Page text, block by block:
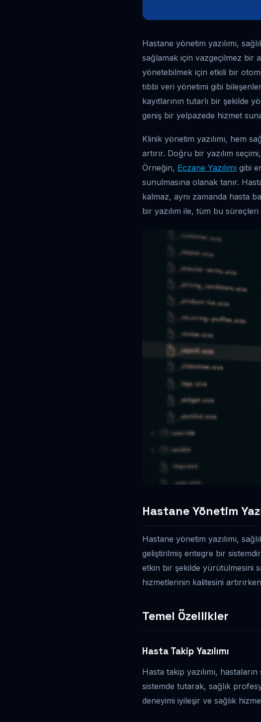
Hastane yönetim yazılımı,
sağlamak için vazgeçilmez bir
yönetebilmek için etkili bir
tıbbi veri yönetimi gibi
kayıtlarının tutarlı bir şekilde
geniş bir yelpazede hizmet
Klinik yönetim yazılımı, hem
artırır. Doğru bir yazılım
Örneğin, Eczane Yazılımı gibi
sunulmasına olanak tanır.
kalmaz, aynı zamanda hasta
bir yazılım ile, tüm bu
Hastane Yönetim
Hastane yönetim yazılımı,
geliştirilmiş entegre bir
etkin bir şekilde yürütülmesini
hizmetlerinin kalitesini
Temel Özellikler
Hasta Takip Yazılımı
Hasta takip yazılımı,
sistemde tutarak, sağlık
deneyimi iyileşir ve sağlık